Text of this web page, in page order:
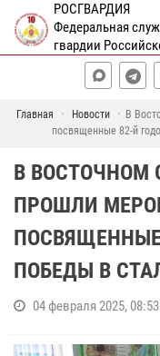
РОСГВАРДИЯ
Федеральная
гвардии
Главная Новости
В
посвященные 82-й
В ВОСТОЧНОМ
ПРОШЛИ
ПОБЕДЫ В
04 февраля 2025, 08:53